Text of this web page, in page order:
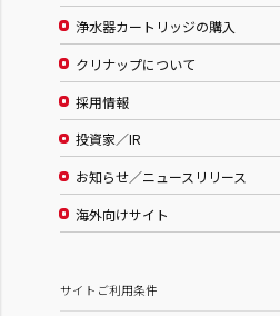
浄水器カートリッジの購入
クリナップについて
採用情報
投資家／IR
お知らせ／ニュースリリース
海外向けサイト
サイトご利用条件